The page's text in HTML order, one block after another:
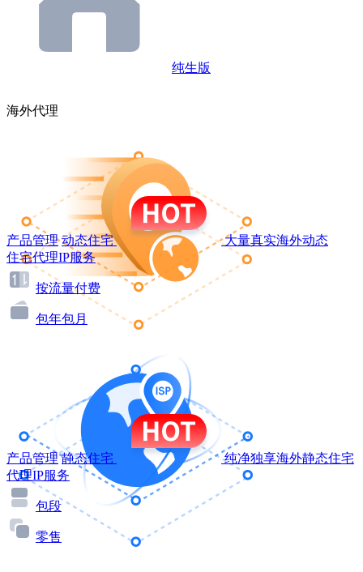
纯生版
海外代理
产品管理 动态住宅
大量真实海外动态
住宅代理IP服务
按流量付费
包年包月
产品管理 静态住宅
纯净独享海外静态住宅
代理IP服务
包段
零售